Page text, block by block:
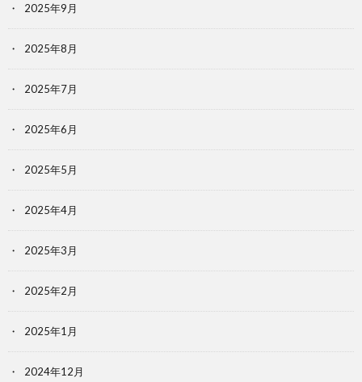
2025年9月
2025年8月
2025年7月
2025年6月
2025年5月
2025年4月
2025年3月
2025年2月
2025年1月
2024年12月